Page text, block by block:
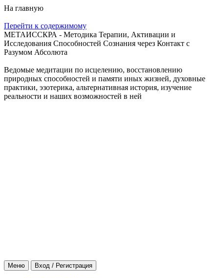
На главную
Перейти к содержимому
МЕТАИССКРА - Методика Терапии, Активации и
Исследования Способностей Сознания через Контакт с
Разумом Абсолюта
Ведомые медитации по исцелению, восстановлению
природных способностей и памяти иных жизней, духовные
практики, эзотерика, альтернативная история, изучение
реальности и наших возможностей в ней
Меню Вход / Регистрация